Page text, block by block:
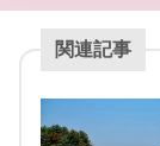
関連記事